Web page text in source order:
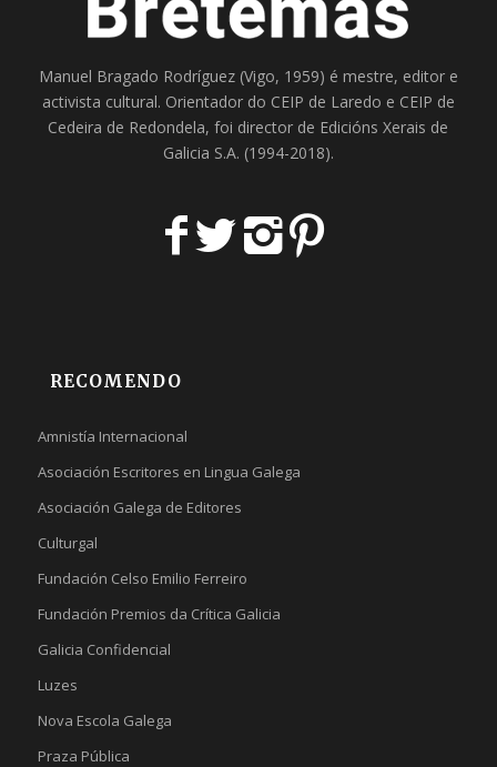
Manuel Bragado Rodríguez (Vigo, 1959) é mestre, editor e
activista cultural. Orientador do CEIP de Laredo e CEIP de
Cedeira de Redondela, foi director de Edicións Xerais de
Galicia S.A. (1994-2018).
RECOMENDO
Amnistía Internacional
Asociación Escritores en Lingua Galega
Asociación Galega de Editores
Culturgal
Fundación Celso Emilio Ferreiro
Fundación Premios da Crítica Galicia
Galicia Confidencial
Luzes
Nova Escola Galega
Praza Pública